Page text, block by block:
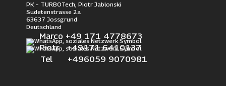
PK – TURBOTech, Piotr Jablonski
Sudetenstrasse 2a
63637 Jossgrund
Deutschland
Marco +49 171 4778673
Piotr +49171 6410137
Tel +496059 9070981